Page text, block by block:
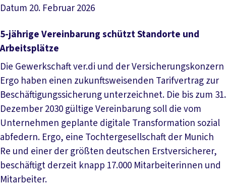
Datum 20. Februar 2026
5-jährige Vereinbarung schützt Standorte und
Arbeitsplätze
Die Gewerkschaft ver.di und der Versicherungskonzern
Ergo haben einen zukunftsweisenden Tarifvertrag zur
Beschäftigungssicherung unterzeichnet. Die bis zum 31.
Dezember 2030 gültige Vereinbarung soll die vom
Unternehmen geplante digitale Transformation sozial
abfedern. Ergo, eine Tochtergesellschaft der Munich
Re und einer der größten deutschen Erstversicherer,
beschäftigt derzeit knapp 17.000 Mitarbeiterinnen und
Mitarbeiter.